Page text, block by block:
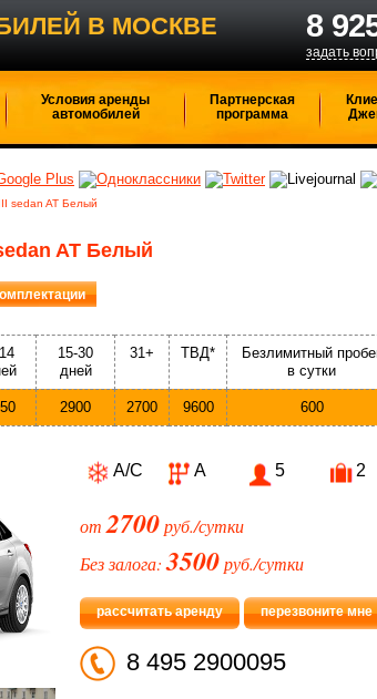
В МОСКВЕ 8
задать
Условия аренды
автомобилей
Партнерская
программа
sedan AT Белый
AT Белый
15-30
дней
31+ ТВД*
Безлимитный
в сутки
2900 2700 9600 600
A/C А 5 2
от 2700руб./сутки
Без залога:3500руб./сутки
рассчитать аренду перезвоните мне
8 495 2900095